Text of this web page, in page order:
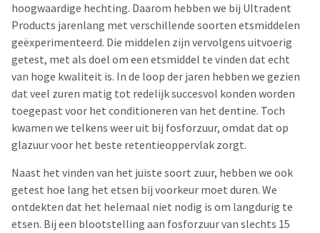
hoogwaardige hechting. Daarom hebben we bij Ultradent
Products jarenlang met verschillende soorten etsmiddelen
geëxperimenteerd. Die middelen zijn vervolgens uitvoerig
getest, met als doel om een etsmiddel te vinden dat echt
van hoge kwaliteit is. In de loop der jaren hebben we gezien
dat veel zuren matig tot redelijk succesvol konden worden
toegepast voor het conditioneren van het dentine. Toch
kwamen we telkens weer uit bij fosforzuur, omdat dat op
glazuur voor het beste retentieoppervlak zorgt.
Naast het vinden van het juiste soort zuur, hebben we ook
getest hoe lang het etsen bij voorkeur moet duren. We
ontdekten dat het helemaal niet nodig is om langdurig te
etsen. Bij een blootstelling aan fosforzuur van slechts 15